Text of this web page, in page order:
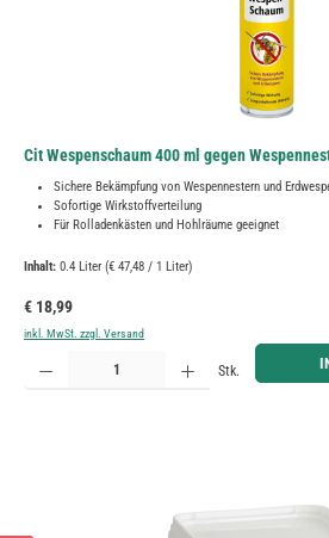
Cit Wespenschaum 400 ml gegen
Sichere Bekämpfung von Wespennestern und
Sofortige Wirkstoffverteilung
Für Rolladenkästen und Hohlräume geeignet
Inhalt: 0.4 Liter (€ 47,48 / 1 Liter)
Regulärer Preis:
€ 18,99
inkl. MwSt. zzgl. Versand
Produkt Anzahl: Gib den gewünschten Wert ein oder
Stk.